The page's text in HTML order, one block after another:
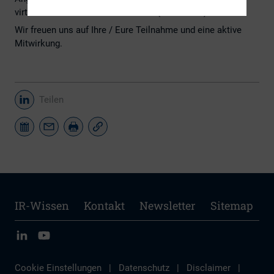
virtuellen Treffen die Einwahldaten (MS Teams).
Wir freuen uns auf Ihre / Eure Teilnahme und eine aktive
Mitwirkung.
Teilen
IR-Wissen Kontakt Newsletter Sitemap
Cookie Einstellungen | Datenschutz | Disclaimer |